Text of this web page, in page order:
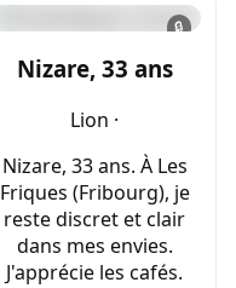
🔒
Nizare, 33 ans
Lion ·
Nizare, 33 ans. À Les
Friques (Fribourg), je
reste discret et clair
dans mes envies.
J'apprécie les cafés.